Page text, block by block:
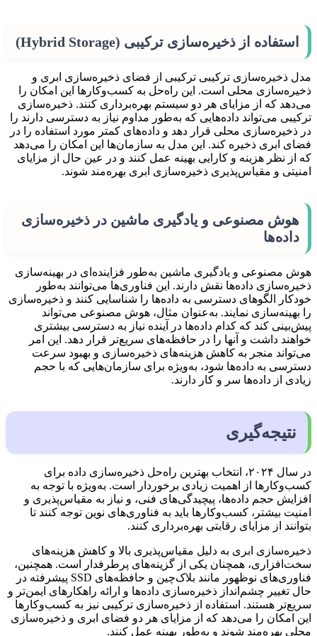
استفاده از ذخیره‌سازی ترکیبی (Hybrid Storage)
مدل ذخیره‌سازی ترکیبی ترکیبی از فضای ذخیره‌سازی ابری و
ذخیره‌سازی محلی است. این راه‌حل به کسب‌وکارها این امکان را
می‌دهد که از مزایای هر دو سیستم بهره‌برداری کنند. ذخیره‌سازی
ترکیبی می‌تواند داده‌هایی که به‌طور مداوم نیاز به دسترسی دارند را
در ذخیره‌سازی محلی قرار دهد و داده‌های کمتر مورد استفاده را در
فضای ابری ذخیره کند. این مدل به سازمان‌ها این امکان را می‌دهد
که از نظر هزینه و کارایی بهینه عمل کنند و در عین حال از مزایای
امنیتی و مقیاس‌پذیری ذخیره‌سازی ابری بهره‌مند شوند.
هوش مصنوعی و یادگیری ماشین در ذخیره‌سازی
داده‌ها
هوش مصنوعی و یادگیری ماشین به‌طور فزاینده‌ای در بهینه‌سازی
ذخیره‌سازی داده‌ها نقش دارند. این فناوری‌ها می‌توانند به‌طور
خودکار الگوهای دسترسی به داده‌ها را شناسایی کنند و ذخیره‌سازی
را بهینه‌سازی نمایند. به‌عنوان مثال، هوش مصنوعی می‌تواند
پیش‌بینی کند که کدام داده‌ها در آینده نیاز به دسترسی بیشتری
خواهند داشت و آنها را در حافظه‌های سریع‌تر قرار دهد. این امر
می‌تواند منجر به کاهش هزینه‌های ذخیره‌سازی و بهبود سرعت
دسترسی به داده‌ها شود، به‌ویژه برای سازمان‌هایی که با حجم
زیادی از داده‌ها سر و کار دارند.
نتیجه‌گیری
در سال ۲۰۲۴، انتخاب بهترین راه‌حل ذخیره‌سازی داده برای
کسب‌وکارها از اهمیت زیادی برخوردار است. به‌ویژه با توجه به
افزایش حجم داده‌ها، پیچیدگی‌های فنی، و نیاز به مقیاس‌پذیری و
امنیت بیشتر، کسب‌وکارها باید به فناوری‌های نوین توجه کنند تا
بتوانند از مزایای رقابتی بهره‌برداری کنند.
ذخیره‌سازی ابری به دلیل مقیاس‌پذیری بالا و کاهش هزینه‌های
سخت‌افزاری، همچنان یکی از گزینه‌های پرطرفدار است. همچنین،
فناوری‌های نوظهور مانند بلاک‌چین و حافظه‌های SSD پیشرفته در
حال تغییر چشم‌انداز ذخیره‌سازی داده‌ها و ارائه راهکارهای ایمن‌تر و
سریع‌تر هستند. استفاده از ذخیره‌سازی ترکیبی نیز به کسب‌وکارها
این امکان را می‌دهد که از مزایای هر دو فضای ابری و ذخیره‌سازی
محلی بهره‌مند شوند و به‌طور بهینه عمل کنند.